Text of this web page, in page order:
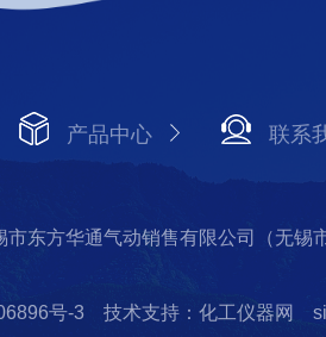
产品中心 联系
东方华通气动销售有限公司（无锡
号-3 技术支持：化工仪器网